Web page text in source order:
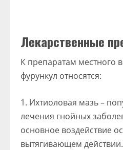
Лекарственные
К препаратам местного
фурункул относятся:
Ихтиоловая мазь –
лечения гнойных
основное воздействие
вытягивающем